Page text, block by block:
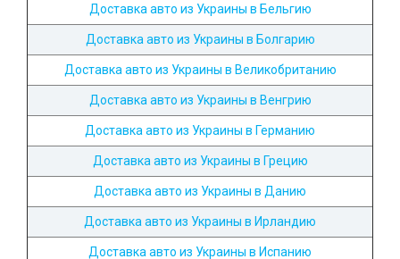
Доставка авто из Украины в Бельгию
Доставка авто из Украины в Болгарию
Доставка авто из Украины в Великобританию
Доставка авто из Украины в Венгрию
Доставка авто из Украины в Германию
Доставка авто из Украины в Грецию
Доставка авто из Украины в Данию
Доставка авто из Украины в Ирландию
Доставка авто из Украины в Испанию